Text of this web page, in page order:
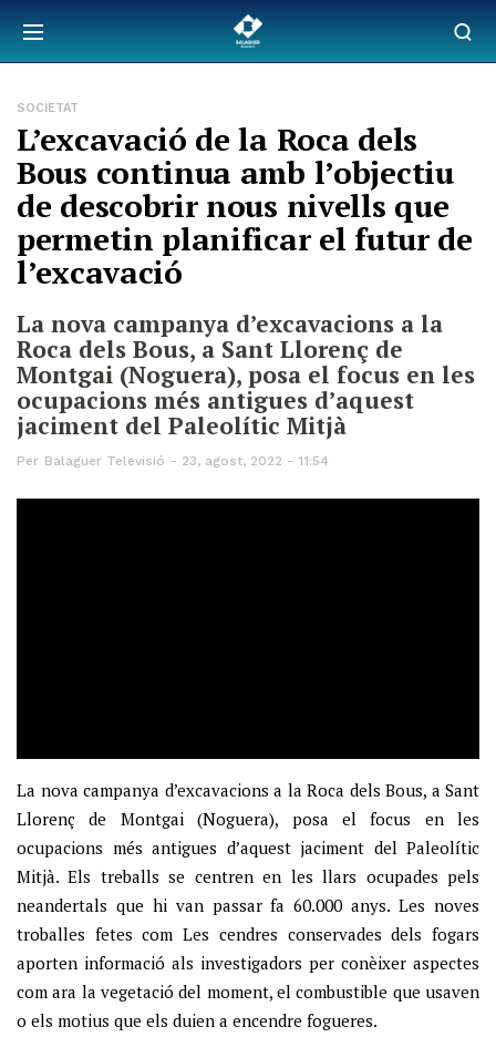
SOCIETAT
L’excavació de la Roca dels
Bous continua amb l’objectiu
de descobrir nous nivells que
permetin planificar el futur de
l’excavació
La nova campanya d’excavacions a la
Roca dels Bous, a Sant Llorenç de
Montgai (Noguera), posa el focus en les
ocupacions més antigues d’aquest
jaciment del Paleolític Mitjà
Per Balaguer Televisió 23, agost, 2022 - 11:54
La nova campanya d’excavacions a la Roca dels Bous, a Sant
Llorenç de Montgai (Noguera), posa el focus en les
ocupacions més antigues d’aquest jaciment del Paleolític
Mitjà. Els treballs se centren en les llars ocupades pels
neandertals que hi van passar fa 60.000 anys. Les noves
troballes fetes com Les cendres conservades dels fogars
aporten informació als investigadors per conèixer aspectes
com ara la vegetació del moment, el combustible que usaven
o els motius que els duien a encendre fogueres.